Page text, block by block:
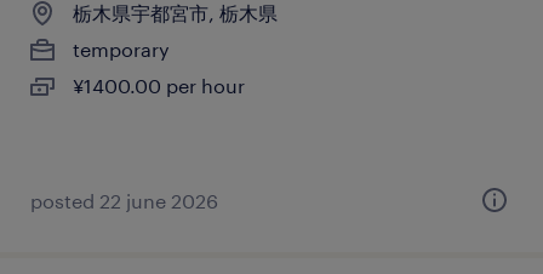
栃木県宇都宮市, 栃木県
temporary
¥1400.00 per hour
posted 22 june 2026